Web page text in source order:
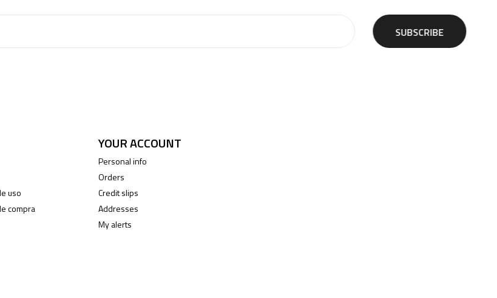
uso
compra
YOUR ACCOUNT
Personal info
Orders
Credit slips
Addresses
My alerts